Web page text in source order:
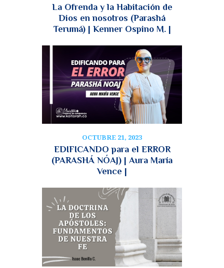
La Ofrenda y la Habitación de
Dios en nosotros (Parashá
Terumá) | Kenner Ospino M. |
OCTUBRE 21, 2023
EDIFICANDO para el ERROR
(PARASHÁ NÓAJ) | Aura María
Vence |